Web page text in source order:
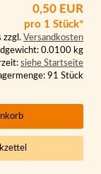
0,50 EUR
pro 1 Stück*
zzgl. Versandkosten
0.0100 kg
siehe Startseite
91 Stück